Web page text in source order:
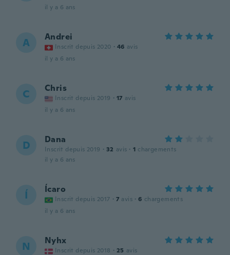
il y a 6 ans
A Andrei
Inscrit depuis 2020 · 46 avis
il y a 6 ans
C Chris
Inscrit depuis 2019 · 17 avis
il y a 6 ans
D Dana
Inscrit depuis 2019 · 32 avis · 1 chargements
il y a 6 ans
Í Ícaro
Inscrit depuis 2017 · 7 avis · 6 chargements
il y a 6 ans
N Nyhx
Inscrit depuis 2018 · 25 avis